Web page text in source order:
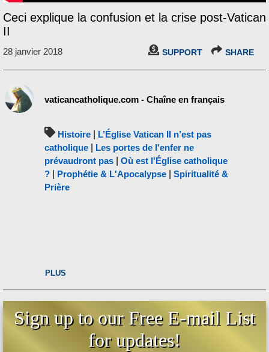
Ceci explique la confusion et la crise post-Vatican
II
28 janvier 2018 SUPPORT SHARE
vaticancatholique.com - Chaîne en français
Histoire
L’Église Vatican II n’est pas
catholique
Les portes de l'enfer ne
prévaudront pas
Où est l'Église catholique
?
Prophétie & L'Apocalypse
Spiritualité &
Prière
PLUS
Sign up to our Free E-mail List
for updates!